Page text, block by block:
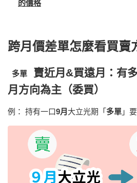
的價格
跨月價差單怎麼看買賣
多單 賣近月&買遠月： 有
月方向為主（委買）
例： 持有一口9月 大立光期「 多單 」